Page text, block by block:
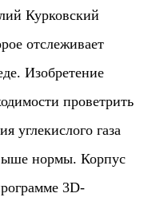
Курковский
отслеживает
Изобретение
проветрить
углекислого газа
нормы. Корпус
3D-